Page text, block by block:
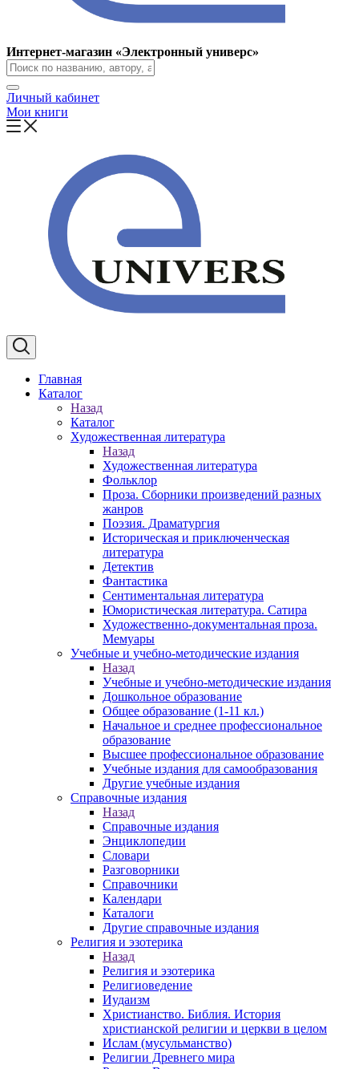
Интернет-магазин «Электронный универс»
Личный кабинет
Мои книги
Главная
Каталог
Назад
Каталог
Художественная литература
Назад
Художественная литература
Фольклор
Проза. Сборники произведений разных
жанров
Поэзия. Драматургия
Историческая и приключенческая
литература
Детектив
Фантастика
Сентиментальная литература
Юмористическая литература. Сатира
Художественно-документальная проза.
Мемуары
Учебные и учебно-методические издания
Назад
Учебные и учебно-методические издания
Дошкольное образование
Общее образование (1-11 кл.)
Начальное и среднее профессиональное
образование
Высшее профессиональное образование
Учебные издания для самообразования
Другие учебные издания
Справочные издания
Назад
Справочные издания
Энциклопедии
Словари
Разговорники
Справочники
Календари
Каталоги
Другие справочные издания
Религия и эзотерика
Назад
Религия и эзотерика
Религиоведение
Иудаизм
Христианство. Библия. История
христианской религии и церкви в целом
Ислам (мусульманство)
Религии Древнего мира